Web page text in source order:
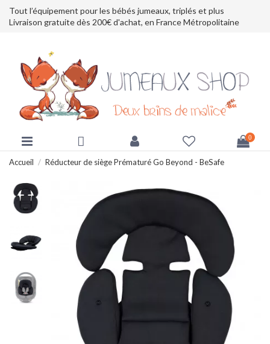
Tout l’équipement pour les bébés jumeaux, triplés et plus
Livraison gratuite dès 200€ d'achat, en France Métropolitaine
0
Accueil Réducteur de siège Prématuré Go Beyond - BeSafe